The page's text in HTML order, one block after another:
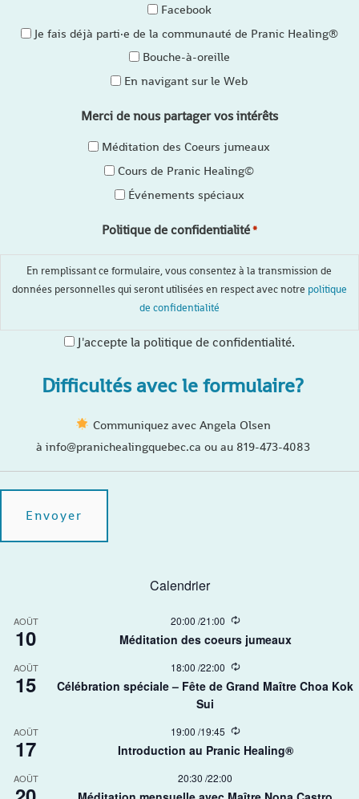
Facebook
Je fais déjà parti·e de la communauté de Pranic Healing®
Bouche-à-oreille
En navigant sur le Web
Merci de nous partager vos intérêts
Méditation des Coeurs jumeaux
Cours de Pranic Healing©
Événements spéciaux
Politique de confidentialité*
En remplissant ce formulaire, vous consentez à la transmission de
données personnelles qui seront utilisées en respect avec notre politique
de confidentialité
J'accepte la politique de confidentialité.
Difficultés avec le formulaire?
Communiquez avec Angela Olsen
à info@pranichealingquebec.ca ou au 819-473-4083
Calendrier
AOÛT
10
20:00 /21:00
R
c
r
r
Méditation des coeurs jumeaux
AOÛT
15
18:00 /22:00
R
c
r
n
Célébration spéciale – Fête de Grand Maître Choa Kok
Sui​
AOÛT
17
19:00 /19:45
R
e
c
r
Introduction au Pranic Healing®
AOÛT 20:30 /22:00